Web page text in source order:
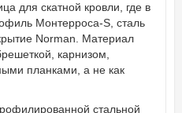
для скатной кровли, где в
Монтерроса-S, сталь
Norman. Материал
карнизом,
планками, а не как
стальной